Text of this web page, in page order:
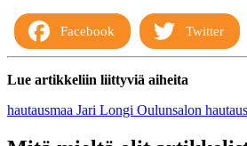
Facebook Twitter
Lue artikkeliin liittyviä aiheita
hautausmaa Jari Longi Oulunsalon